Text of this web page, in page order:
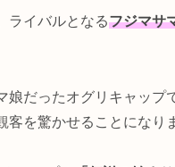
ライバルとなるフジマサ
娘だったオグリキャップ
客を驚かせることになり